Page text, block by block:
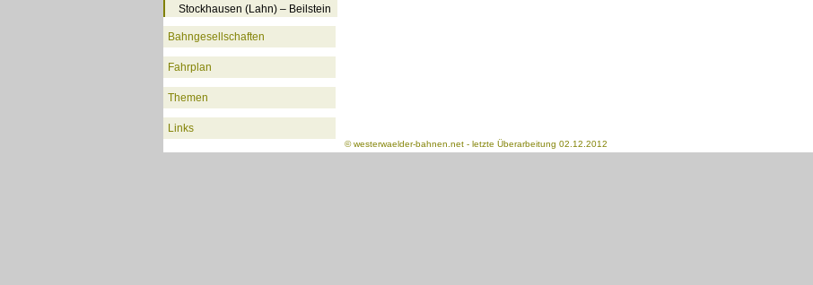
Stockhausen (Lahn) – Beilstein
Bahngesellschaften
Fahrplan
Themen
Links
©westerwaelder-bahnen.net - letzte Überarbeitung 02.12.2012